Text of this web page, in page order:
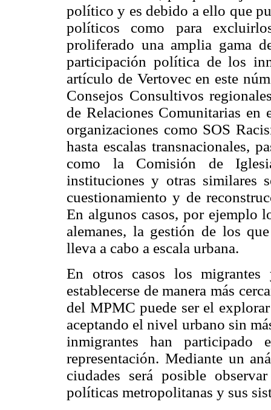
político y es debido a ello que
políticos como para
proliferado una amplia gama
participación política de los
artículo de Vertovec en este
Consejos Consultivos
de Relaciones Comunitarias en
organizaciones como SOS
hasta escalas transnacionales,
como la Comisión de
instituciones y otras similares
cuestionamiento y de
En algunos casos, por ejemplo
alemanes, la gestión de los
lleva a cabo a escala urbana.
En otros casos los
establecerse de manera más
del MPMC puede ser el
aceptando el nivel urbano sin
inmigrantes han
representación. Mediante un
ciudades será posible
políticas metropolitanas y sus